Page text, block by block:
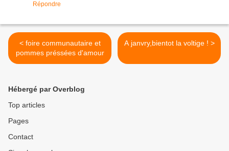
Répondre
< foire communautaire et
pommes préssées d'amour
A janvry,bientot la voltige ! >
Hébergé par Overblog
Top articles
Pages
Contact